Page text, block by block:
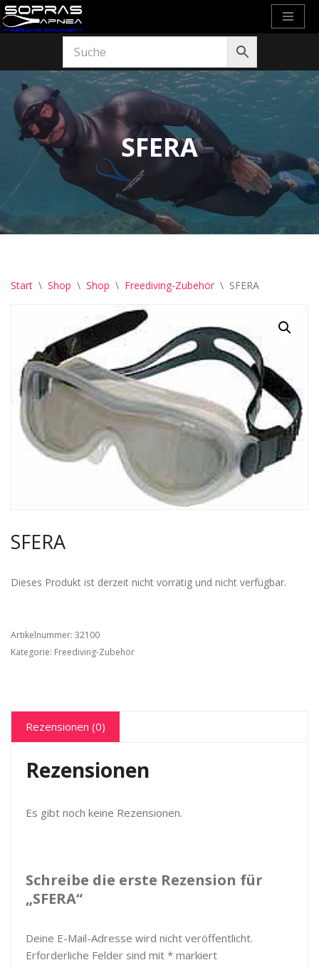
springen
SFERA
Start \ Shop \ Shop \ Freediving-Zubehör \ SFERA
SFERA
Dieses Produkt ist derzeit nicht vorrätig und nicht verfügbar.
Artikelnummer: 32100
Kategorie: Freediving-Zubehör
Rezensionen (0)
Rezensionen
Es gibt noch keine Rezensionen.
Schreibe die erste Rezension für
„SFERA“
Deine E-Mail-Adresse wird nicht veröffentlicht.
Erforderliche Felder sind mit * markiert